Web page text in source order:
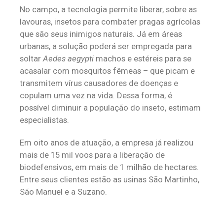
No campo, a tecnologia permite liberar, sobre as
lavouras, insetos para combater pragas agrícolas
que são seus inimigos naturais. Já em áreas
urbanas, a solução poderá ser empregada para
soltarAedes aegypti machos e estéreis para se
acasalar com mosquitos fêmeas – que picam e
transmitem vírus causadores de doenças e
copulam uma vez na vida. Dessa forma, é
possível diminuir a população do inseto, estimam
especialistas.
Em oito anos de atuação, a empresa já realizou
mais de 15 mil voos para a liberação de
biodefensivos, em mais de 1 milhão de hectares.
Entre seus clientes estão as usinas São Martinho,
São Manuel e a Suzano.